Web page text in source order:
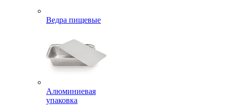
Ведра пищевые
Алюминиевая
упаковка